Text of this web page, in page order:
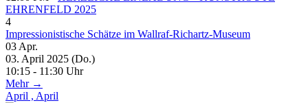
EHRENFELD 2025
4
Impressionistische Schätze im Wallraf-Richartz-Museum
03 Apr.
03. April 2025 (Do.)
10:15 - 11:30 Uhr
Mehr →
April , April